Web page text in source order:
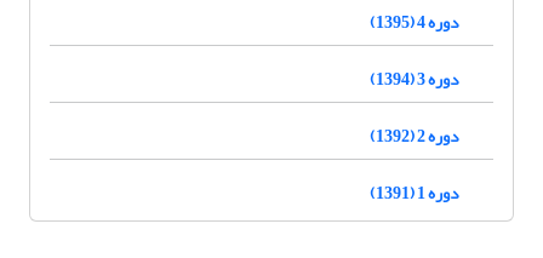
دوره 4 (1395)
دوره 3 (1394)
دوره 2 (1392)
دوره 1 (1391)